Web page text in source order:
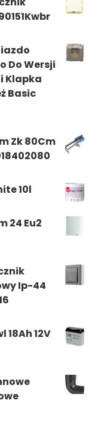
Do Wersji
Klapka
Basic
Zk 80Cm
10l
24 Eu2
Ip-44
18Ah 12V